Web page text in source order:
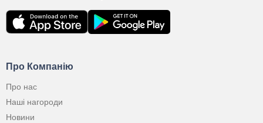
Про Компанію
Про нас
Наші нагороди
Новини